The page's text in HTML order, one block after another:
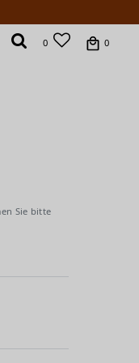
0 0
Sie bitte